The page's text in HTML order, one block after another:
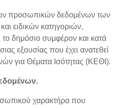
προσωπικών δεδομένων των
ειδικών κατηγοριών,
το δημόσιο συμφέρον και κατά
εξουσίας που έχει ανατεθεί
για Θέματα Ισότητας (ΚΕΘΙ).
χαρακτήρα που